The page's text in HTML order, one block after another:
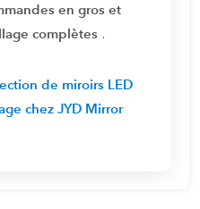
en gros et
complètes .
de miroirs LED
chez JYD Mirror